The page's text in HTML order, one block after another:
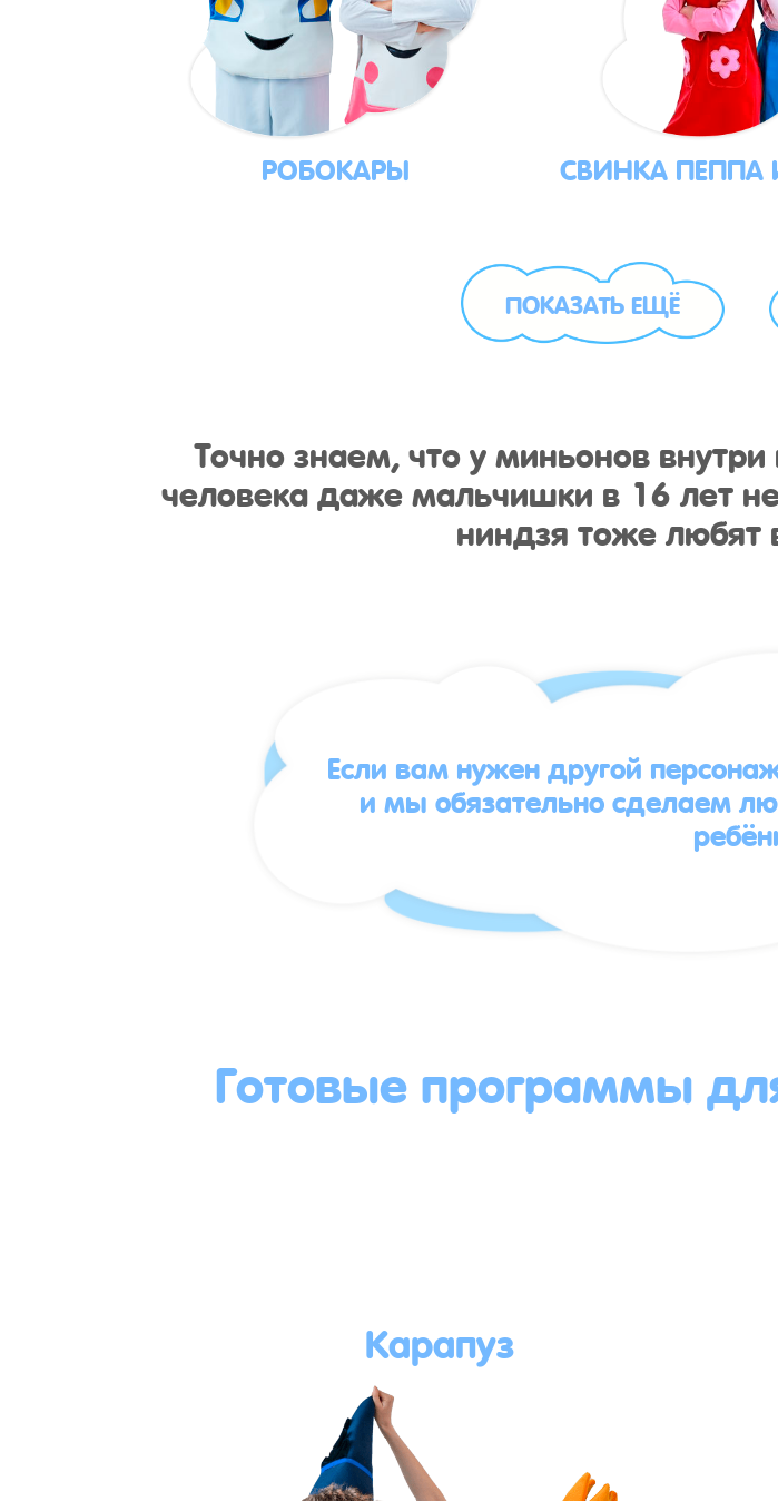
РОБОКАРЫ СВИНКА
ПОКАЗАТЬ ЕЩЁ
Точно знаем, что у миньонов
человека даже мальчишки в 16 лет
ниндзя тоже любят
Если вам нужен другой
и мы обязательно сделаем
Готовые программы
Карапуз